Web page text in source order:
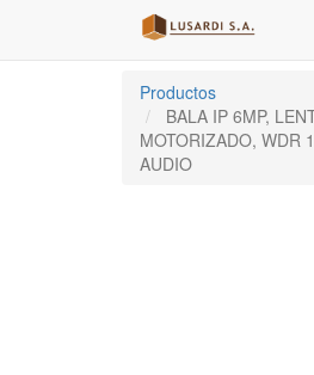
Productos
BALA IP 6MP,
MOTORIZADO, WDR
AUDIO